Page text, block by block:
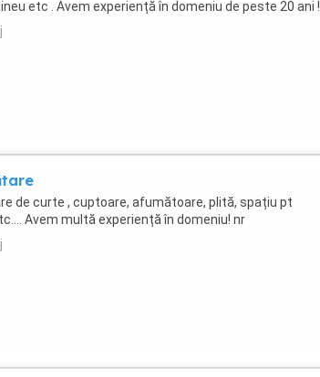
etc . Avem experiență în domeniu de peste 20 ani !
de curte , cuptoare, afumătoare, plită, spațiu pt
Avem multă experiență în domeniu! nr